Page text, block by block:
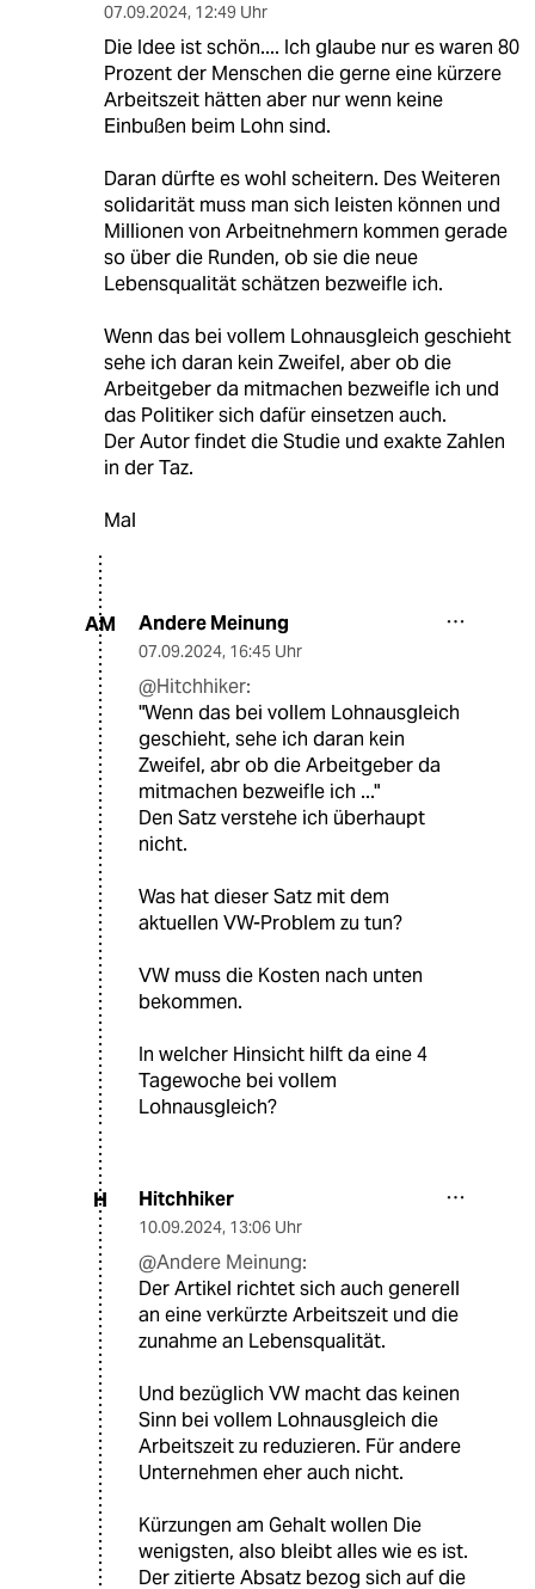
07.09.2024, 12:49 Uhr
Die Idee ist schön.... Ich glaube nur es waren 80
Prozent der Menschen die gerne eine kürzere
Arbeitszeit hätten aber nur wenn keine
Einbußen beim Lohn sind.
Daran dürfte es wohl scheitern. Des Weiteren
solidarität muss man sich leisten können und
Millionen von Arbeitnehmern kommen gerade
so über die Runden, ob sie die neue
Lebensqualität schätzen bezweifle ich.
Wenn das bei vollem Lohnausgleich geschieht
sehe ich daran kein Zweifel, aber ob die
Arbeitgeber da mitmachen bezweifle ich und
das Politiker sich dafür einsetzen auch.
Der Autor findet die Studie und exakte Zahlen
in der Taz.
Mal
AM Andere Meinung
07.09.2024, 16:45 Uhr
@Hitchhiker:
"Wenn das bei vollem Lohnausgleich
geschieht, sehe ich daran kein
Zweifel, abr ob die Arbeitgeber da
mitmachen bezweifle ich ..."
Den Satz verstehe ich überhaupt
nicht.
Was hat dieser Satz mit dem
aktuellen VW-Problem zu tun?
VW muss die Kosten nach unten
bekommen.
In welcher Hinsicht hilft da eine 4
Tagewoche bei vollem
Lohnausgleich?
H Hitchhiker
10.09.2024, 13:06 Uhr
@Andere Meinung:
Der Artikel richtet sich auch generell
an eine verkürzte Arbeitszeit und die
zunahme an Lebensqualität.
Und bezüglich VW macht das keinen
Sinn bei vollem Lohnausgleich die
Arbeitszeit zu reduzieren. Für andere
Unternehmen eher auch nicht.
Kürzungen am Gehalt wollen Die
wenigsten, also bleibt alles wie es ist.
Der zitierte Absatz bezog sich auf die